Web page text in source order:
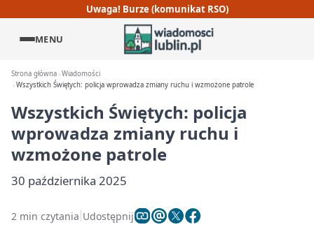
Uwaga! Burze (komunikat RSO)
MENU
Strona główna Wiadomości
Wszystkich Świętych: policja wprowadza zmiany ruchu i wzmożone patrole
Wszystkich Świętych: policja
wprowadza zmiany ruchu i
wzmożone patrole
30 października 2025
2 min czytania Udostępnij